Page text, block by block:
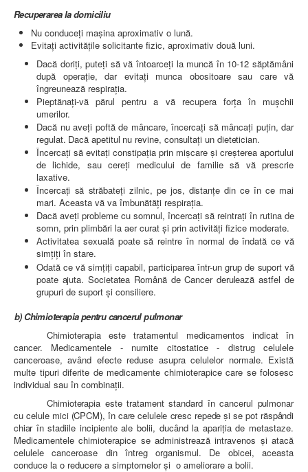
Recuperarea la domiciliu
Nu conduceţi maşina aproximativ o lună.
Evitaţi activităţile solicitante fizic, aproximativ două luni.
Dacă doriţi, puteţi să vă întoarceţi la muncă în 10-12 săptămâni
după operaţie, dar evitaţi munca obositoare sau care vă
îngreunează respiraţia.
Pieptănaţi-vă părul pentru a vă recupera forţa în muşchii
umerilor.
Dacă nu aveţi poftă de mâncare, încercaţi să mâncaţi puţin,dar
regulat. Dacă apetitul nu revine, consultaţi un dietetician.
Încercaţi să evitaţi constipaţia prin mişcare şi creşterea aportului
de lichide, sau cereţi medicului de familie să vă prescrie
laxative.
Încercaţi să străbateţi zilnic, pe jos, distanţe din ce în ce mai
mari. Aceasta vă va îmbunătăţi respiraţia.
Dacă aveţi probleme cu somnul, încercaţi să reintraţi în rutina de
somn, prin plimbări la aer curat şi prin activităţi fizice moderate.
Activitatea sexuală poate să reintre în normal de îndată ce vă
simţiţi în stare.
Odată ce vă simţiţi capabil, participarea într-un grup de suport vă
poate ajuta. Societatea Română de Cancer deruleazăastfel de
grupuri de suport şi consiliere.
b) Chimioterapia pentru cancerul pulmonar
Chimioterapia este tratamentul medicamentos indicat în
cancer. Medicamentele - numite citostatice - distrug celulele
canceroase, având efecte reduse asupra celulelor normale. Există
multe tipuri diferite de medicamente chimioterapice care se folosesc
individual sau în combinaţii.
Chimioterapia este tratament standard în cancerul pulmonar
cu celule mici (CPCM), în care celulele cresc repede şi se pot răspândi
chiar înstadiile incipiente ale bolii, ducând la apariţia de metastaze.
Medicamentele chimioterapice se administrează intravenos şi atacă
celulele canceroase din întreg organismul. De obicei, aceasta
conduce la o reducere a simptomelor şi o ameliorare a bolii.